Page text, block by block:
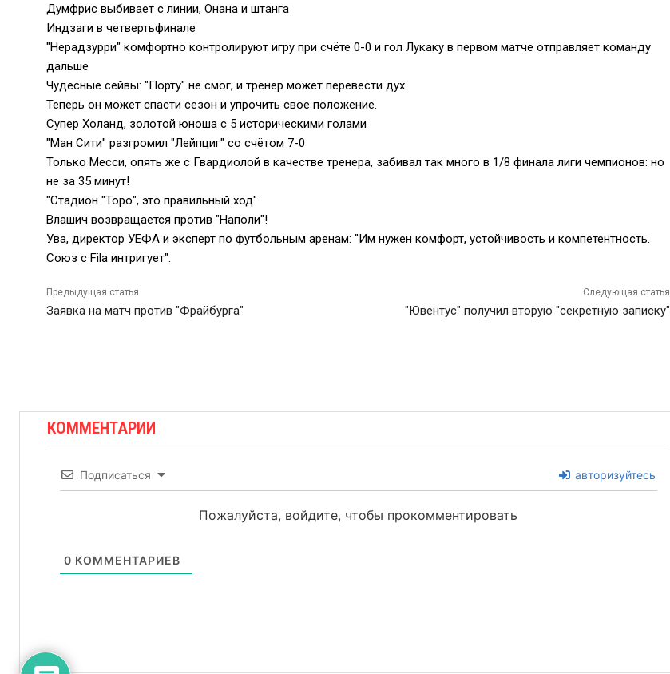
Думфрис выбивает с линии, Онана и штанга
Индзаги в четвертьфинале
"Нерадзурри" комфортно контролируют игру при счёте 0-0 и гол Лукаку в первом матче отправляет команду
дальше
Чудесные сейвы: "Порту" не смог, и тренер может перевести дух
Теперь он может спасти сезон и упрочить свое положение.
Супер Холанд, золотой юноша с 5 историческими голами
"Ман Сити" разгромил "Лейпциг" со счётом 7-0
Только Месси, опять же с Гвардиолой в качестве тренера, забивал так много в 1/8 финала лиги чемпионов: но
не за 35 минут!
"Стадион "Торо", это правильный ход"
Влашич возвращается против "Наполи"!
Ува, директор УЕФА и эксперт по футбольным аренам: "Им нужен комфорт, устойчивость и компетентность.
Союз с Fila интригует".
Предыдущая статья
Заявка на матч против "Фрайбурга"
Следующая статья
"Ювентус" получил вторую "секретную записку"
КОММЕНТАРИИ
Подписаться авторизуйтесь
Пожалуйста, войдите, чтобы прокомментировать
0 КОММЕНТАРИЕВ